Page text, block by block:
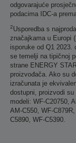
odgovarajuće
podacima IDC-a
2Usporedba s
značajkama u Europi
isporuke od Q1 2023.
se temelji na tipičnoj
strane ENERGY
proizvođača. Ako su
izračunata je
dostupni, proizvodi
modeli: WF-C20750,
AM-C550, WF-
C5890, WF-C5390.